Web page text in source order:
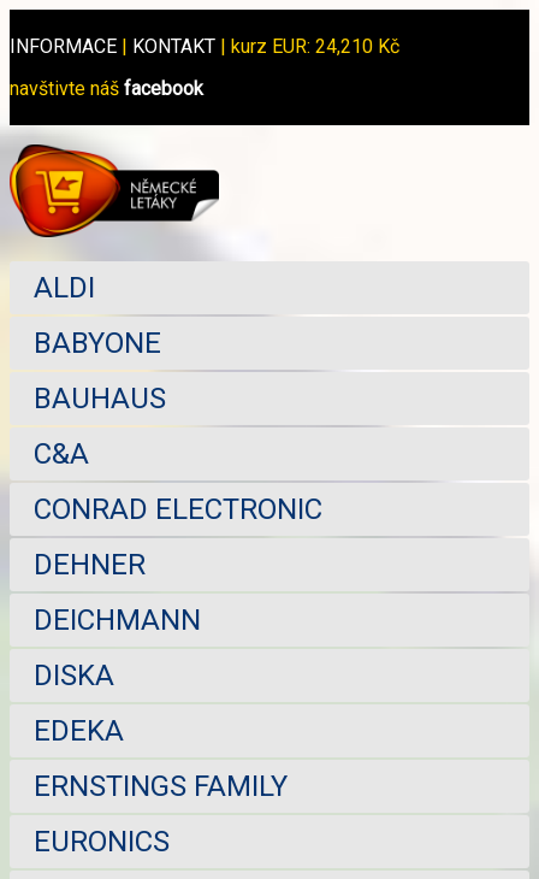
INFORMACE | KONTAKT | kurz EUR: 24,210 Kč
navštivte náš facebook
ALDI
BABYONE
BAUHAUS
C&A
CONRAD ELECTRONIC
DEHNER
DEICHMANN
DISKA
EDEKA
ERNSTINGS FAMILY
EURONICS